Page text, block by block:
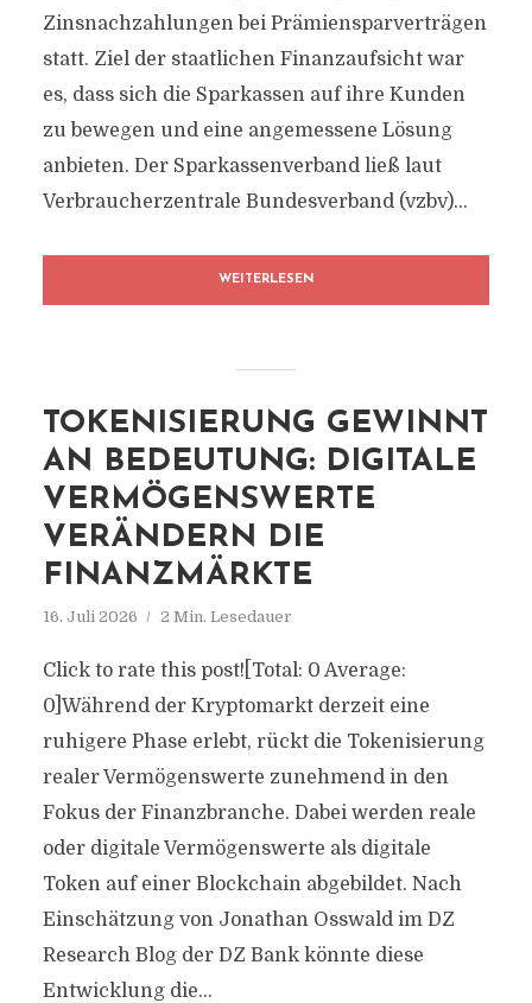
Zinsnachzahlungen bei Prämiensparverträgen
statt. Ziel der staatlichen Finanzaufsicht war
es, dass sich die Sparkassen auf ihre Kunden
zu bewegen und eine angemessene Lösung
anbieten. Der Sparkassenverband ließ laut
Verbraucherzentrale Bundesverband (vzbv)...
WEITERLESEN
TOKENISIERUNG GEWINNT
AN BEDEUTUNG: DIGITALE
VERMÖGENSWERTE
VERÄNDERN DIE
FINANZMÄRKTE
16. Juli 2026 2 Min. Lesedauer
Click to rate this post![Total: 0 Average:
0]Während der Kryptomarkt derzeit eine
ruhigere Phase erlebt, rückt die Tokenisierung
realer Vermögenswerte zunehmend in den
Fokus der Finanzbranche. Dabei werden reale
oder digitale Vermögenswerte als digitale
Token auf einer Blockchain abgebildet. Nach
Einschätzung von Jonathan Osswald im DZ
Research Blog der DZ Bank könnte diese
Entwicklung die...